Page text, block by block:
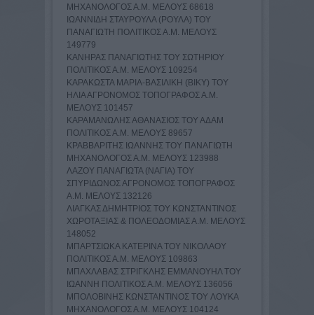
ΜΗΧΑΝΟΛΟΓΟΣ Α.Μ. ΜΕΛΟΥΣ 68618
ΙΩΑΝΝΙΔΗ ΣΤΑΥΡΟΥΛΑ (ΡΟΥΛΑ) ΤΟΥ
ΠΑΝΑΓΙΩΤΗ ΠΟΛΙΤΙΚΟΣ Α.Μ. ΜΕΛΟΥΣ
149779
ΚΑΝΗΡΑΣ ΠΑΝΑΓΙΩΤΗΣ ΤΟΥ ΣΩΤΗΡΙΟΥ
ΠΟΛΙΤΙΚΟΣ Α.Μ. ΜΕΛΟΥΣ 109254
ΚΑΡΑΚΩΣΤΑ ΜΑΡΙΑ-ΒΑΣΙΛΙΚΗ (ΒΙΚΥ) ΤΟΥ
ΗΛΙΑ ΑΓΡΟΝΟΜΟΣ ΤΟΠΟΓΡΑΦΟΣ Α.Μ.
ΜΕΛΟΥΣ 101457
ΚΑΡΑΜΑΝΩΛΗΣ ΑΘΑΝΑΣΙΟΣ ΤΟΥ ΑΔΑΜ
ΠΟΛΙΤΙΚΟΣ Α.Μ. ΜΕΛΟΥΣ 89657
ΚΡΑΒΒΑΡΙΤΗΣ ΙΩΑΝΝΗΣ ΤΟΥ ΠΑΝΑΓΙΩΤΗ
ΜΗΧΑΝΟΛΟΓΟΣ Α.Μ. ΜΕΛΟΥΣ 123988
ΛΑΖΟΥ ΠΑΝΑΓΙΩΤΑ (ΝΑΓΙΑ) ΤΟΥ
ΣΠΥΡΙΔΩΝΟΣ ΑΓΡΟΝΟΜΟΣ ΤΟΠΟΓΡΑΦΟΣ
Α.Μ. ΜΕΛΟΥΣ 132126
ΛΙΑΓΚΑΣ ΔΗΜΗΤΡΙΟΣ TOY ΚΩΝΣΤΑΝΤΙΝΟΣ
ΧΩΡΟΤΑΞΙΑΣ & ΠΟΛΕΟΔΟΜΙΑΣ Α.Μ. ΜΕΛΟΥΣ
148052
ΜΠΑΡΤΣΙΩΚΑ ΚΑΤΕΡΙΝΑ TOY ΝΙΚΟΛΑΟY
ΠΟΛΙΤΙΚΟΣ Α.Μ. ΜΕΛΟΥΣ 109863
ΜΠΑΧΛΑΒΑΣ ΣΤΡΙΓΚΛΗΣ ΕΜΜΑΝΟΥΗΛ TOY
ΙΩΑΝΝΗ ΠΟΛΙΤΙΚΟΣ Α.Μ. ΜΕΛΟΥΣ 136056
ΜΠΟΛΟΒΙΝΗΣ ΚΩΝΣΤΑΝΤΙΝΟΣ TOY ΛΟΥΚΑ
ΜΗΧΑΝΟΛΟΓΟΣ Α.Μ. ΜΕΛΟΥΣ 104124